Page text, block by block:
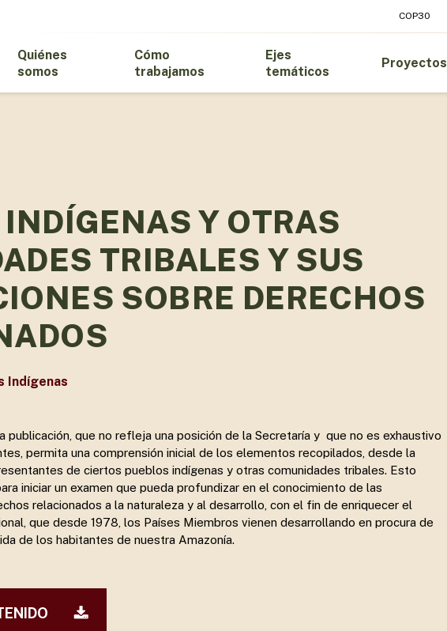
COP30
o ESC para cerrar
Quiénes
somos
Cómo
trabajamos
Ejes
temáticos
Proyectos
Y OTRAS
TRIBALES Y SUS
SOBRE DERECHOS
Indígenas
publicación, que no refleja una posición de la Secretaría y que no es exhaustivo
permita una comprensión inicial de los elementos recopilados, desde la
de ciertos pueblos indígenas y otras comunidades tribales. Esto
iniciar un examen que pueda profundizar en el conocimiento de las
relacionados a la naturaleza y al desarrollo, con el fin de enriquecer el
que desde 1978, los Países Miembros vienen desarrollando en procura de
de los habitantes de nuestra Amazonía.